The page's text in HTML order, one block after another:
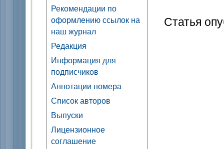
Рекомендации по
оформлению ссылок на
наш журнал
Редакция
Информация для
подписчиков
Аннотации номера
Список авторов
Выпуски
Лицензионное
соглашение
Статья